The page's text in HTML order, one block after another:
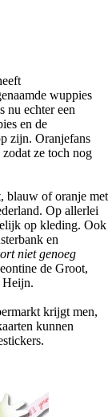
wuppies
nu echter een
en de
zijn. Oranjefans
ze toch nog
blauw of oranje met
Op allerlei
op kleding. Ook
en
niet genoeg
de Groot,
Heijn.
krijgt men,
kunnen